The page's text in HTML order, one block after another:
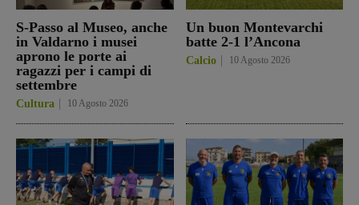
S-Passo al Museo, anche
in Valdarno i musei
aprono le porte ai
ragazzi per i campi di
settembre
Cultura 10 Agosto 2026
Un buon Montevarchi
batte 2-1 l’Ancona
Calcio 10 Agosto 2026